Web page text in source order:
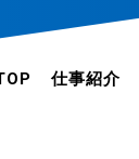
仕事紹介